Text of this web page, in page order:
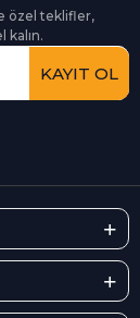
özel teklifler,
kalın.
KAYIT OL